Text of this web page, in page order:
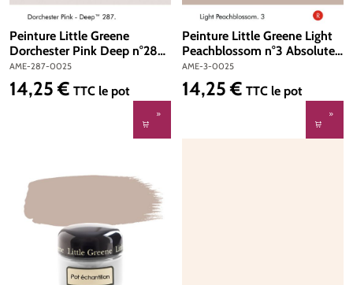
Peinture Little Greene
Dorchester Pink Deep n°287
Absolute Matt Emulsion 250
ml
AME-287-0025
Prix régulier :
14,25 € TTC le pot
Peinture Little Greene Light
Peachblossom n°3 Absolute
Matt Emulsion 250 ml
AME-3-0025
Prix régulier :
14,25 € TTC le pot